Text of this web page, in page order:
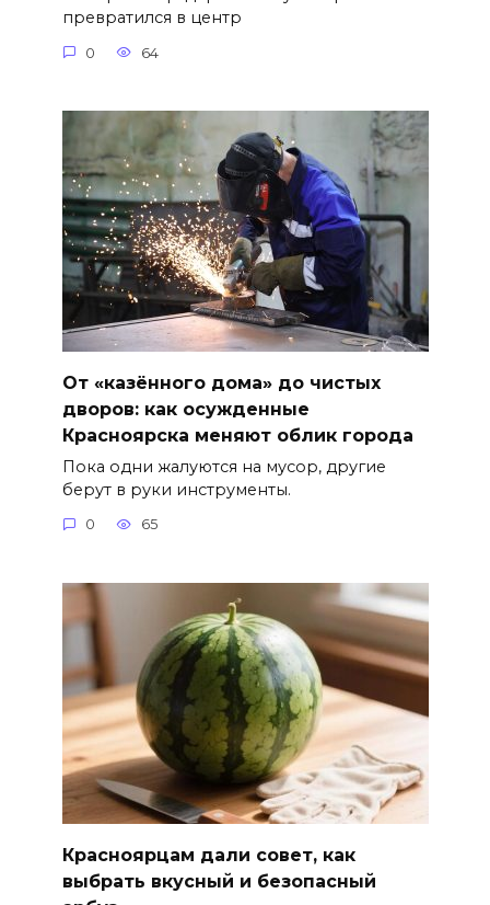
превратился в центр
0 64
От «казённого дома» до чистых
дворов: как осужденные
Красноярска меняют облик города
Пока одни жалуются на мусор, другие
берут в руки инструменты.
0 65
Красноярцам дали совет, как
выбрать вкусный и безопасный